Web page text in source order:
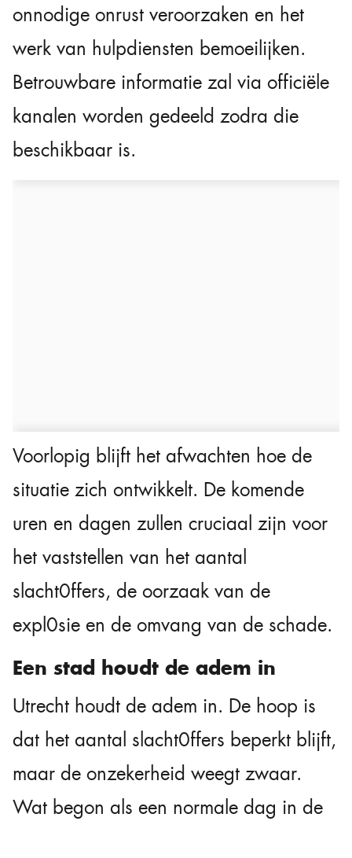
onnodige onrust veroorzaken en het
werk van hulpdiensten bemoeilijken.
Betrouwbare informatie zal via officiële
kanalen worden gedeeld zodra die
beschikbaar is.
Voorlopig blijft het afwachten hoe de
situatie zich ontwikkelt. De komende
uren en dagen zullen cruciaal zijn voor
het vaststellen van het aantal
slacht0ffers, de oorzaak van de
expl0sie en de omvang van de schade.
Een stad houdt de adem in
Utrecht houdt de adem in. De hoop is
dat het aantal slacht0ffers beperkt blijft,
maar de onzekerheid weegt zwaar.
Wat begon als een normale dag in de